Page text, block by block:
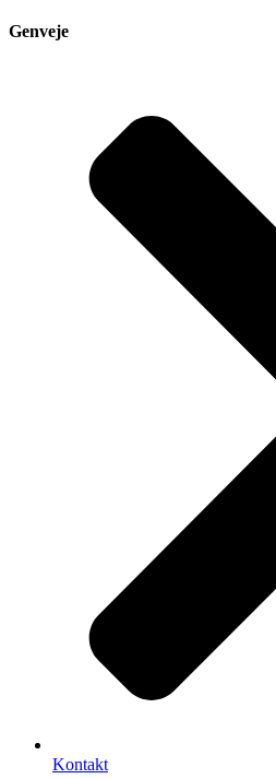
Genveje
Kontakt